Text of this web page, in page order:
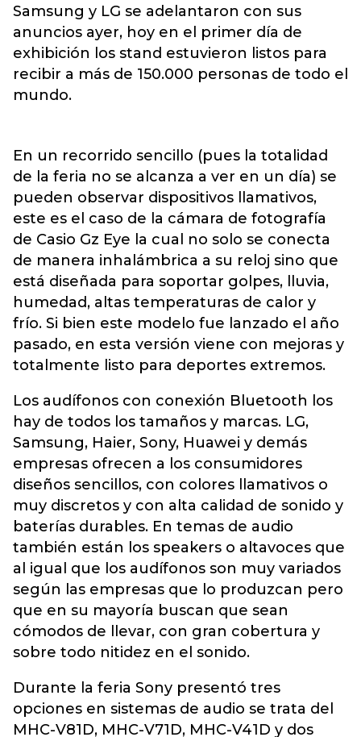
Samsung y LG se adelantaron con sus
anuncios ayer, hoy en el primer día de
exhibición los stand estuvieron listos para
recibir a más de 150.000 personas de todo el
mundo.
En un recorrido sencillo (pues la totalidad
de la feria no se alcanza a ver en un día) se
pueden observar dispositivos llamativos,
este es el caso de la cámara de fotografía
de Casio Gz Eye la cual no solo se conecta
de manera inhalámbrica a su reloj sino que
está diseñada para soportar golpes, lluvia,
humedad, altas temperaturas de calor y
frío. Si bien este modelo fue lanzado el año
pasado, en esta versión viene con mejoras y
totalmente listo para deportes extremos.
Los audífonos con conexión Bluetooth los
hay de todos los tamaños y marcas. LG,
Samsung, Haier, Sony, Huawei y demás
empresas ofrecen a los consumidores
diseños sencillos, con colores llamativos o
muy discretos y con alta calidad de sonido y
baterías durables. En temas de audio
también están los speakers o altavoces que
al igual que los audífonos son muy variados
según las empresas que lo produzcan pero
que en su mayoría buscan que sean
cómodos de llevar, con gran cobertura y
sobre todo nitidez en el sonido.
Durante la feria Sony presentó tres
opciones en sistemas de audio se trata del
MHC-V81D, MHC-V71D, MHC-V41D y dos